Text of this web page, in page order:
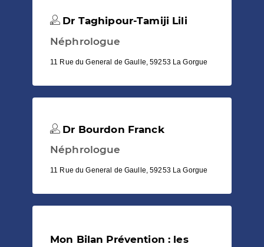
Dr Taghipour-Tamiji Lili
Néphrologue
11 Rue du General de Gaulle, 59253 La Gorgue
Dr Bourdon Franck
Néphrologue
11 Rue du General de Gaulle, 59253 La Gorgue
Mon Bilan Prévention : les